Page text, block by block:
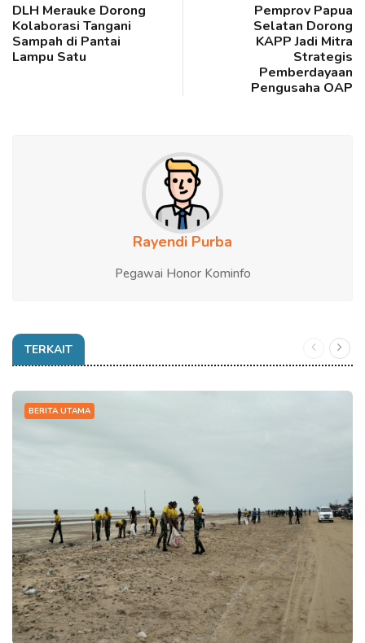
DLH Merauke Dorong
Kolaborasi Tangani
Sampah di Pantai
Lampu Satu
Pemprov Papua
Selatan Dorong
KAPP Jadi Mitra
Strategis
Pemberdayaan
Pengusaha OAP
Rayendi Purba
Pegawai Honor Kominfo
TERKAIT
BERITA UTAMA